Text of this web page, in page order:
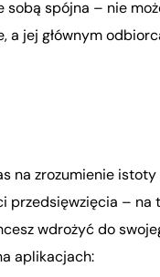
sobą spójna – nie
a jej głównym
na zrozumienie istoty
przedsięwzięcia – na
wdrożyć do
aplikacjach: